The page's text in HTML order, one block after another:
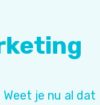
je nu al dat